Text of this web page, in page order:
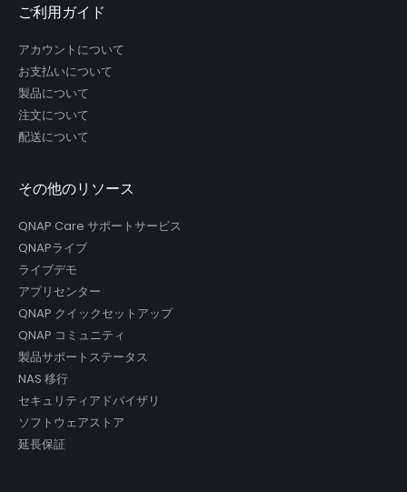
ご利用ガイド
アカウントについて
お支払いについて
製品について
注文について
配送について
その他のリソース
QNAP Care サポートサービス
QNAPライブ
ライブデモ
アプリセンター
QNAP クイックセットアップ
QNAP コミュニティ
製品サポートステータス
NAS 移行
セキュリティアドバイザリ
ソフトウェアストア
延長保証